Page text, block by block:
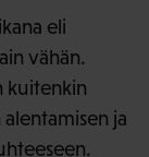
eli
vähän.
kuitenkin
ja